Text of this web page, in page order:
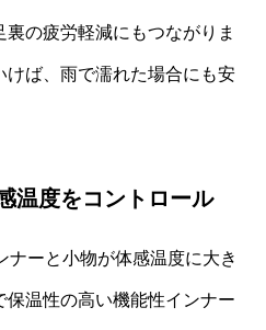
の疲労軽減にもつながりま
ば、雨で濡れた場合にも安
温度をコントロール
ナーと小物が体感温度に大き
温性の高い機能性インナー